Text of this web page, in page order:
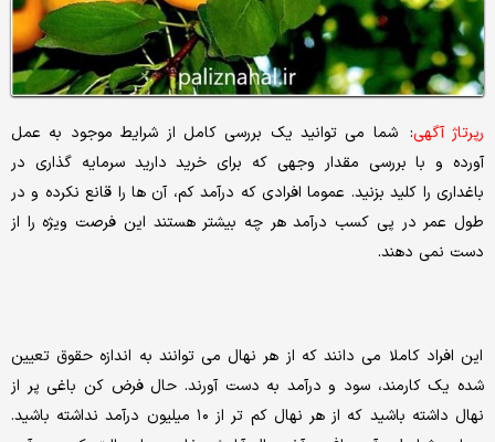
رپرتاژ آگهی: شما می توانید یک بررسی کامل از شرایط موجود به عمل
آورده و با بررسی مقدار وجهی که برای خرید دارید سرمایه گذاری در
باغداری را کلید بزنید. عموما افرادی که درآمد کم، آن ها را قانع نکرده و در
طول عمر در پی کسب درآمد هر چه بیشتر هستند این فرصت ویژه را از
دست نمی دهند.
این افراد کاملا می دانند که از هر نهال می توانند به اندازه حقوق تعیین
شده یک کارمند، سود و درآمد به دست آورند‌. حال فرض کن باغی پر از
نهال داشته باشید که از هر نهال کم تر از ۱۰ میلیون درآمد نداشته باشید.